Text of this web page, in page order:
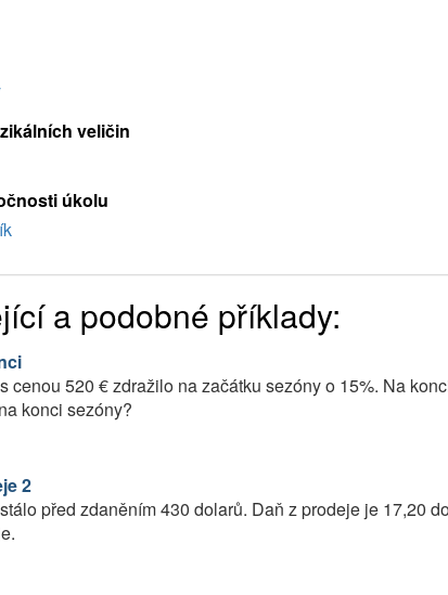
veličin
úkolu
a podobné příklady:
cenou 520 € zdražilo na začátku sezóny o 15%. Na
konci sezóny?
2
před zdaněním 430 dolarů. Daň z prodeje je 17,20